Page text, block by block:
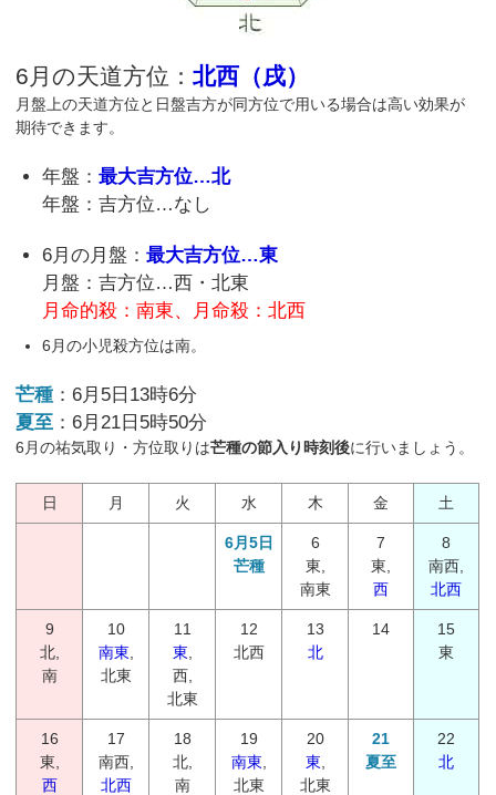
6月の天道方位：北西（戌）
月盤上の天道方位と日盤吉方が同方位で用いる場合は高い効果が
期待できます。
年盤：最大吉方位…北
年盤：吉方位…なし
6月の月盤：最大吉方位…東
月盤：吉方位…西・北東
月命的殺：南東、月命殺：北西
6月の小児殺方位は南。
芒種 ：6月5日13時6分
夏至 ：6月21日5時50分
6月の祐気取り・方位取りは芒種の節入り時刻後に行いましょう。
日 月 火 水 木 金 土
6月5日
芒種
6
東,
南東
7
東,
西
8
南西,
北西
9
北,
南
10
南東
北東
11
東
西,
北東
12
北西
13
北
14
15
東
16
東,
西
17
南西,
北西
18
北,
南
19
南東
北東
20
東
北東
21
夏至
22
北